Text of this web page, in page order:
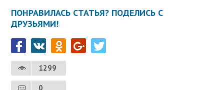
ПОНРАВИЛАСЬ СТАТЬЯ? ПОДЕЛИСЬ С
ДРУЗЬЯМИ!
1299
0